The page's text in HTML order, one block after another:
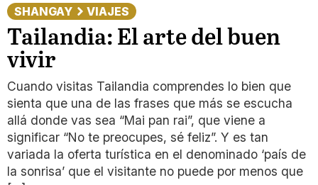
SHANGAY VIAJES
Tailandia: El arte del buen
vivir
Cuando visitas Tailandia comprendes lo bien que
sienta que una de las frases que más se escucha
allá donde vas sea “Mai pan rai”, que viene a
significar “No te preocupes, sé feliz”. Y es tan
variada la oferta turística en el denominado ‘país de
la sonrisa’ que el visitante no puede por menos que